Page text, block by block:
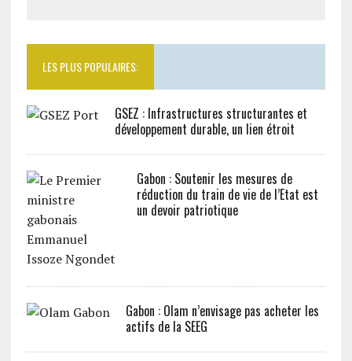
LES PLUS POPULAIRES:
GSEZ : Infrastructures structurantes et
développement durable, un lien étroit
Gabon : Soutenir les mesures de
réduction du train de vie de l’Etat est
un devoir patriotique
Gabon : Olam n’envisage pas acheter les
actifs de la SEEG